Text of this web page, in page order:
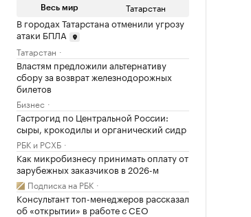
Весь мир Татарстан
В городах Татарстана отменили угрозу
атаки БПЛА
Татарстан
Властям предложили альтернативу
сбору за возврат железнодорожных
билетов
Бизнес
Гастрогид по Центральной России:
сыры, крокодилы и органический сидр
РБК и РСХБ
Как микробизнесу принимать оплату от
зарубежных заказчиков в 2026-м
Подписка на РБК
Консультант топ-менеджеров рассказал
об «открытии» в работе с CEO